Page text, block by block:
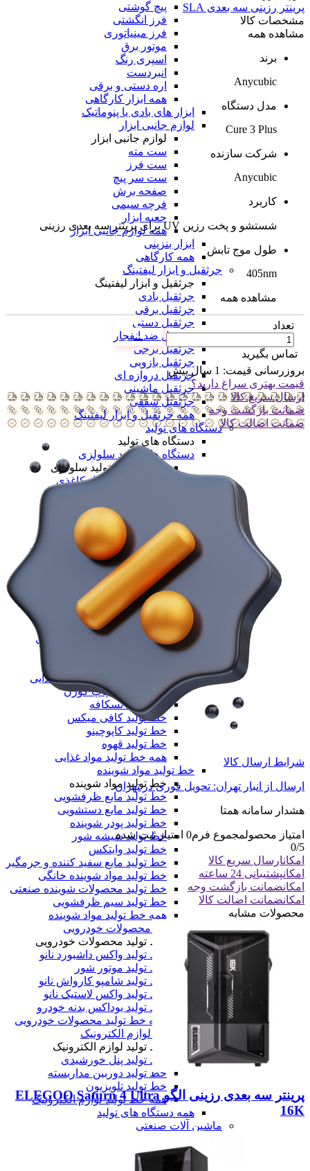
پیچ گوشتی
فرز انگشتی
فرز مینیاتوری
موتور برق
اسپری رنگ
انبردست
اره دستی و برقی
همه ابزار کارگاهی
ابزار های بادی یا پنوماتیک
لوازم جانبی ابزار
لوازم جانبی ابزار
ست مته
ست فرز
ست سر پیچ
صفحه برش
فرچه سیمی
جعبه ابزار
همه لوازم جانبی ابزار
ابزار بنزینی
همه کارگاهی
جرثقیل و ابزار لیفتینگ
جرثقیل و ابزار لیفتینگ
جرثقیل بادی
جرثقیل برقی
جرثقیل دستی
جرثقیل ضد انفجار
جرثقیل برجی
جرثقیل بازویی
جرثقیل دروازه ای
جرثقیل ماشینی
جرثقیل سقفی
همه جرثقیل و ابزار لیفتینگ
دستگاه های تولید
دستگاه های تولید
دستگاه های تولید سلولزی
دستگاه های تولید سلولزی
خط تولید دستمال کاغذی
خط تولید نوار بهداشتی
خط تولید لیوان یکبار مصرف
خط تولید لیوان دوجداره
همه دستگاه های تولید سلولزی
دستگاه های تولید پلیمری
دستگاه های تولید پلیمری
خط تولید کیسه فریزر
خط تولید کیسه زباله
خط تولید نایلون دسته دار
خط تولید طاقه نایلون مادر
همه دستگاه های تولید پلیمری
خط تولید مواد غذایی
خط تولید بسته‌بندی مواد غذایی
دستگاه تولید پاپ کورن
خط تولید نسکافه
خط تولید کافی میکس
خط تولید کاپوچینو
خط تولید قهوه
همه خط تولید مواد غذایی
خط تولید مواد شوینده
خط تولید مواد شوینده
خط تولید مایع ظرفشویی
خط تولید مایع دستشویی
خط تولید پودر شوینده
خط تولید شیشه شور
خط تولید وایتکس
خط تولید مایع سفید کننده و جرمگیر
خط تولید مواد شوینده خانگی
خط تولید محصولات شوینده صنعتی
خط تولید سیم ظرفشویی
همه خط تولید مواد شوینده
خط تولید محصولات خودرویی
خط تولید محصولات خودرویی
خط تولید واکس داشبورد نانو
خط تولید موتور شور
خط تولید شامپو کارواش نانو
خط تولید واکس لاستیک نانو
خط تولید یوداکس بدنه خودرو
همه خط تولید محصولات خودرویی
خط تولید لوازم الکترونیک
خط تولید لوازم الکترونیک
خط تولید پنل خورشیدی
خط تولید دوربین مداربسته
خط تولید تلویزیون
همه خط تولید لوازم الکترونیک
همه دستگاه های تولید
ماشین آلات صنعتی
فرز cnc
پرینتر رزینی سه بعدی SLA
مشخصات کالا
مشاهده همه
برند
Anycubic
مدل دستگاه
Cure 3 Plus
شرکت سازنده
Anycubic
کاربرد
شستشو و پخت رزین UV برای پرینتر سه بعدی رزینی
طول موج تابش
405nm
مشاهده همه
تعداد
تماس بگیرید
بروزرسانی قیمت: 1 سال پیش
قیمت بهتری سراغ دارید؟
ارسال سریع کالا
ضمانت بازگشت وجه
ضمانت اضالت کالا
شرایط ارسال کالا
ارسال از انبار تهران: تحویل فوری در تهران
هشدار سامانه همتا
امتیاز محصولمجموع فرم0 امتیاز ثبت شده
0/5
امکانارسال سریع کالا
امکانپشتیبانی 24 ساعته
امکانضمانت بازگشت وجه
امکانضمانت اضالت کالا
محصولات مشابه
پرینتر سه بعدی رزینی الگو ELEGOO Saturn 4 Ultra
16K